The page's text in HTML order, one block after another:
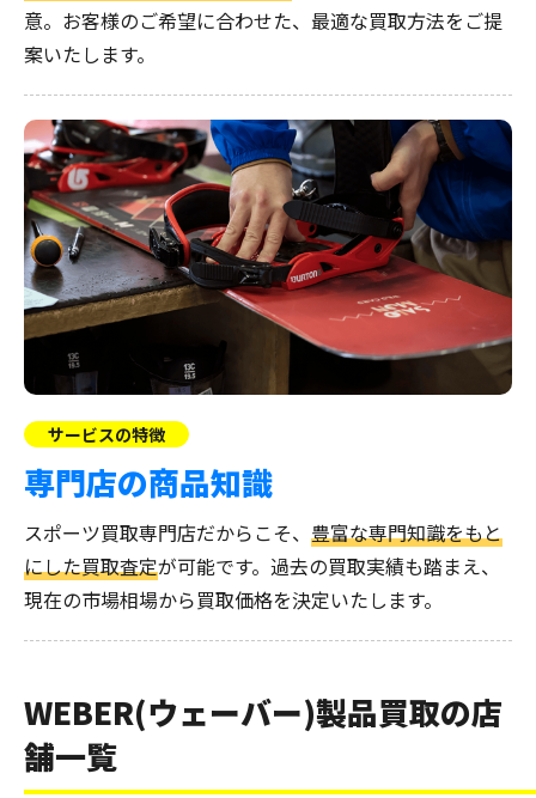
意。お客様のご希望に合わせた、最適な買取方法をご提
案いたします。
サービスの特徴
専門店の商品知識
スポーツ買取専門店だからこそ、 豊富な専門知識をもと
にした買取査定が可能です。過去の買取実績も踏まえ、
現在の市場相場から買取価格を決定いたします。
WEBER(ウェーバー)製品買取の店
舗一覧